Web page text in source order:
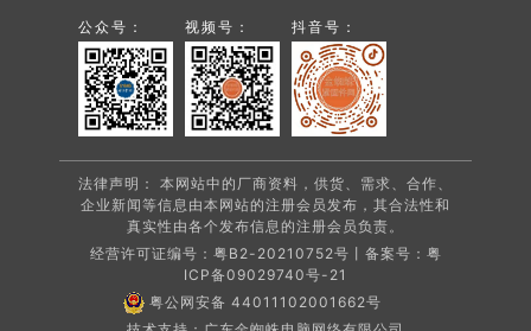
公众号： 视频号： 抖音号：
法律声明： 本网站中的厂商资料，供货、需求、合作、
企业新闻等信息由本网站的注册会员发布，其合法性和
真实性由各个发布信息的注册会员负责。
经营许可证编号：粤B2-20210752号丨备案号： 粤
ICP备09029740号-21
粤公网安备 44011102001662号